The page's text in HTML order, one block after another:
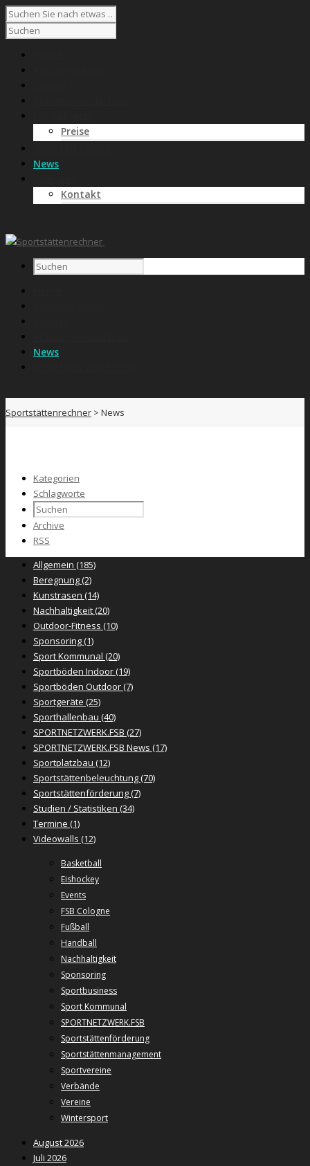
Preise
News
Kontakt
News
Sportstättenrechner > News
Kategorien
Schlagworte
Archive
RSS
Allgemein (185)
Beregnung(2)
Kunstrasen (14)
Nachhaltigkeit(20)
Outdoor-Fitness (10)
Sponsoring(1)
Sport Kommunal (20)
Sportböden Indoor(19)
Sportböden Outdoor(7)
Sportgeräte (25)
Sporthallenbau (40)
SPORTNETZWERK.FSB (27)
SPORTNETZWERK.FSB News (17)
Sportplatzbau (12)
Sportstättenbeleuchtung(70)
Sportstättenförderung(7)
Studien / Statistiken (34)
Termine (1)
Videowalls (12)
Basketball
Eishockey
Events
FSB Cologne
Fußball
Handball
Nachhaltigkeit
Sponsoring
Sportbusiness
Sport Kommunal
SPORTNETZWERK.FSB
Sportstättenförderung
Sportstättenmanagement
Sportvereine
Verbände
Vereine
Wintersport
August 2026
Juli 2026